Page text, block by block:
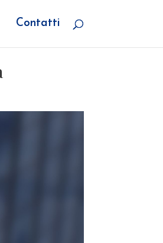
Contatti